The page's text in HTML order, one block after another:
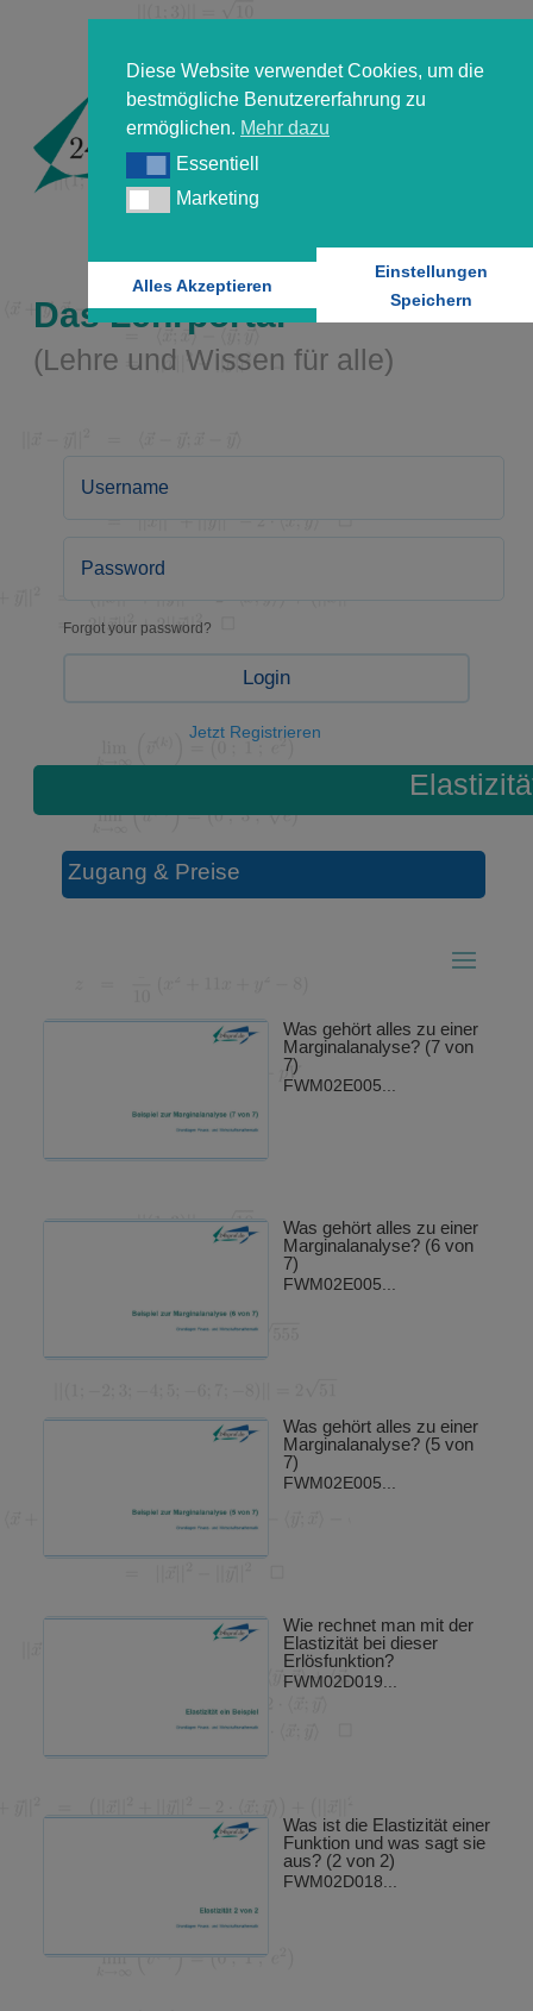
Diese Website verwendet Cookies, um die
bestmögliche Benutzererfahrung zu
ermöglichen. Mehr dazu
EssentiellEssentiell
MarketingMarketing
Alles Akzeptieren
Einstellungen
Speichern
Das Lehrportal
(Lehre und Wissen für alle)
Forgot your password?
Login
Jetzt Registrieren
Zugang & Preise
Was gehört alles zu einer
Marginalanalyse? (7 von
7)
FWM02E005...
Was gehört alles zu einer
Marginalanalyse? (6 von
7)
FWM02E005...
Was gehört alles zu einer
Marginalanalyse? (5 von
7)
FWM02E005...
Wie rechnet man mit der
Elastizität bei dieser
Erlösfunktion?
FWM02D019...
Was ist die Elastizität einer
Funktion und was sagt sie
aus? (2 von 2)
FWM02D018...